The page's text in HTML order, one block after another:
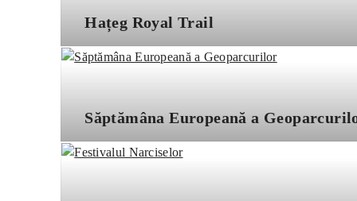
Hațeg Royal Trail
Săptămâna Europeană a